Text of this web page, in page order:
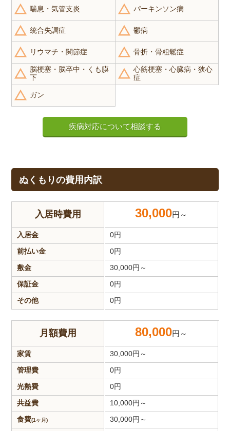
喘息・気管支炎 パーキンソン病
統合失調症 鬱病
リウマチ・関節症 骨折・骨粗鬆症
脳梗塞・脳卒中・くも膜
下
心筋梗塞・心臓病・狭心
症
ガン
疾病対応について相談する
ぬくもりの費用内訳
入居時費用 30,000円～
入居金
前払い金
敷金
保証金
その他
0円
0円
30,000円～
0円
0円
月額費用 80,000円～
家賃
管理費
光熱費
共益費
食費(1ヶ月)
30,000円～
0円
0円
10,000円～
30,000円～